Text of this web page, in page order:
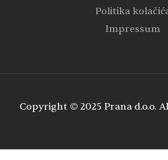
Politika
Impressum
Copyright © 2025 Prana d.o.o.